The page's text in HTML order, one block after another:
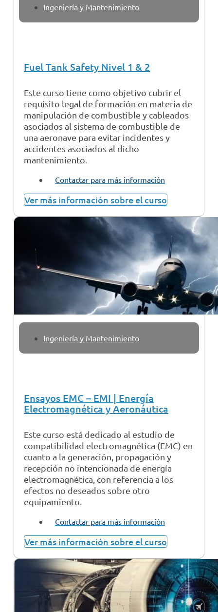
Ingeniería y Mantenimiento
Fuel Tank Safety Nivel 1 & 2
Este curso tiene como objetivo cubrir el
requisito legal de formación en materia de
manipulación de combustible y cableados
asociados al sistema de combustible de
una aeronave para evitar incidentes y
accidentes asociados al dicho
mantenimiento.
Contactar para más información
Ver más información sobre el curso
Ingeniería y Mantenimiento
Ensayos EMC – EMI | Energía
Electromagnética y Aeronáutica
Este curso está dedicado al estudio de
compatibilidad electromagnética (EMC) en
cuanto a la generación, propagación y
recepción no intencionada de energía
electromagnética, con referencia a los
efectos no deseados sobre otro
equipamiento.
Contactar para más información
Ver más información sobre el curso